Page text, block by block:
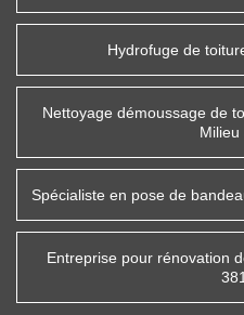
Hydrofuge de
Nettoyage démoussage de
Milieu
Spécialiste en pose de
Entreprise pour rénovation